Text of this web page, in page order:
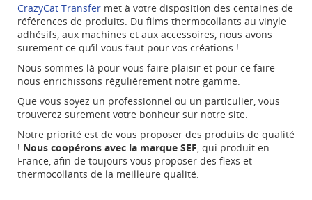
CrazyCat Transfer met à votre disposition des centaines de
références de produits. Du films thermocollants au vinyle
adhésifs, aux machines et aux accessoires, nous avons
surement ce qu’il vous faut pour vos créations !
Nous sommes là pour vous faire plaisir et pour ce faire
nous enrichissons régulièrement notre gamme.
Que vous soyez un professionnel ou un particulier, vous
trouverez surement votre bonheur sur notre site.
Notre priorité est de vous proposer des produits de qualité
! Nous coopérons avec la marque SEF , qui produit en
France, afin de toujours vous proposer des flexs et
thermocollants de la meilleure qualité.